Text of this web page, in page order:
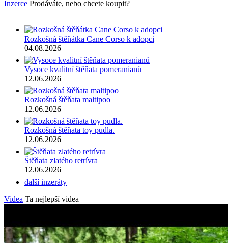
Inzerce Prodáváte, nebo chcete koupit?
Rozkošná štěňátka Cane Corso k adopci
04.08.2026
Vysoce kvalitní štěňata pomeranianů
12.06.2026
Rozkošná štěňata maltipoo
12.06.2026
Rozkošná štěňata toy pudla.
12.06.2026
Štěňata zlatého retrívra
12.06.2026
další inzeráty
Videa Ta nejlepší videa